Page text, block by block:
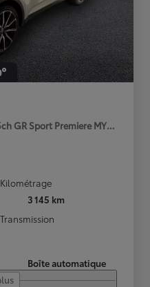
GR Sport Premiere MY25
Kilométrage
3 145 km
Transmission
Boîte automatique